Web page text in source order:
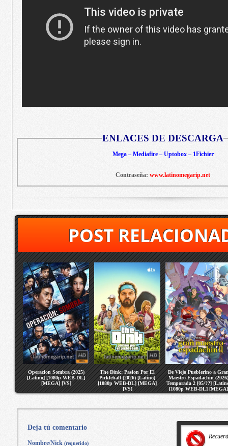
ENLACES DE DESCARGA
Mega – Mediafire – Uptobox – 1Fichier
Contraseña: www.latinomegarip.net
POST
Operacion Sombra (2025)
[Latino] [1080p WEB-DL]
[MEGA] [VS]
The Dink: Pasion Por El
Pickleball (2026) [Latino]
[1080p WEB-DL] [MEGA]
[VS]
De Viejo Pueblerino a
Maestro Espadachin (2026)
Temporada 2 [05/??]
[1080p WEB-DL] [MEGA]
[VS]
Deja tú comentario
Nombre/Nick (requerido)